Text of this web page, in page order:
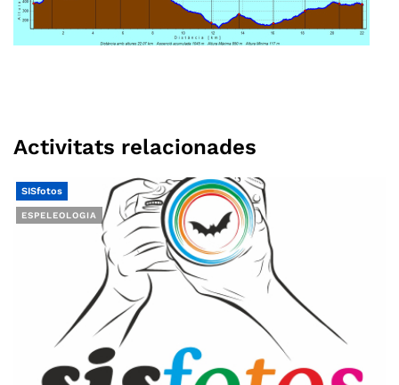
Activitats relacionades
ESPELEOLOGIA
SISfotos